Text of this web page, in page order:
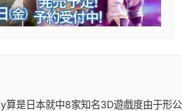
是日本就中8家知名3D遊戲度由于形